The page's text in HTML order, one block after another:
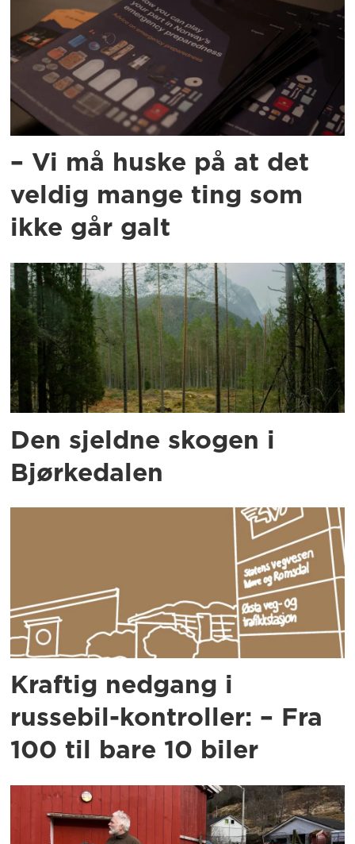
– Vi må huske på at det
veldig mange ting som
ikke går galt
Den sjeldne skogen i
Bjørkedalen
Kraftig nedgang i
russebil-kontroller: – Fra
100 til bare 10 biler